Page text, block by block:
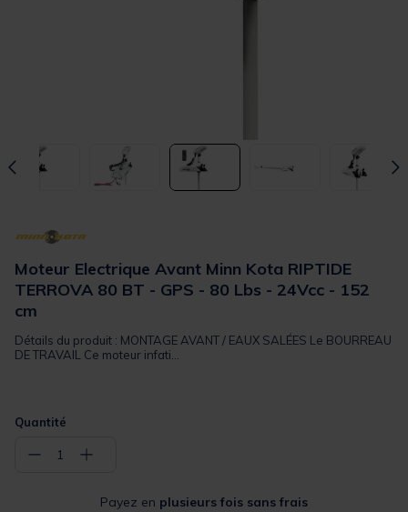
Moteur Electrique Avant Minn Kota RIPTIDE
TERROVA 80 BT - GPS - 80 Lbs - 24Vcc - 152
cm
Détails du produit : MONTAGE AVANT / EAUX SALÉES Le BOURREAU
DE TRAVAIL Ce moteur infati...
Quantité
− 1 +
Payez en plusieurs fois sans frais